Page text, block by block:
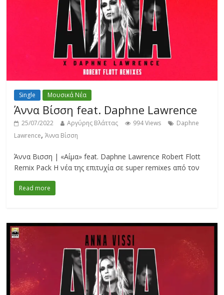
Single Μουσικά Νέα
Άννα Βίσση feat. Daphne Lawrence
25/07/2022 Αργύρης Βλάττας 994 Views
Daphne
Lawrence,Άννα Βίσση
Άννα Βισση | «Αίμα» feat. Daphne Lawrence Robert Flott
Remix Pack Η νέα της επιτυχία σε super remixes από τον
Read more